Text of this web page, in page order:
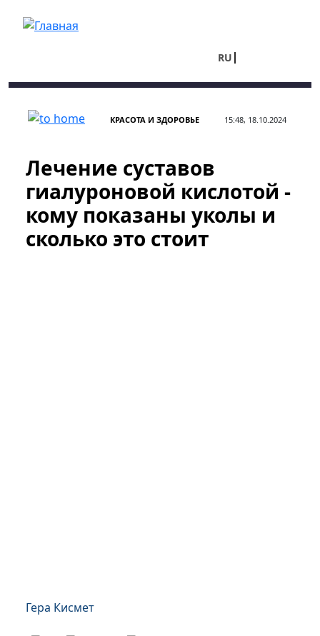
RU
КРАСОТА И ЗДОРОВЬЕ 15:48, 18.10.2024
Лечение суставов
гиалуроновой кислотой -
кому показаны уколы и
сколько это стоит
Гера Кисмет